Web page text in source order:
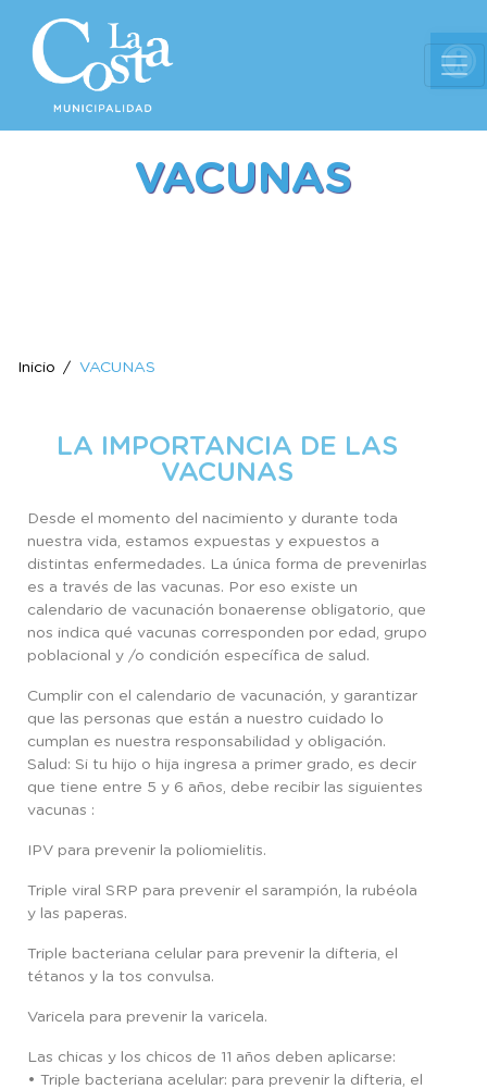
VACUNAS
Inicio VACUNAS
LA IMPORTANCIA DE LAS
VACUNAS
Desde el momento del nacimiento y durante toda
nuestra vida, estamos expuestas y expuestos a
distintas enfermedades. La única forma de prevenirlas
es a través de las vacunas. Por eso existe un
calendario de vacunación bonaerense obligatorio, que
nos indica qué vacunas corresponden por edad, grupo
poblacional y /o condición específica de salud.
Cumplir con el calendario de vacunación, y garantizar
que las personas que están a nuestro cuidado lo
cumplan es nuestra responsabilidad y obligación.
Salud: Si tu hijo o hija ingresa a primer grado, es decir
que tiene entre 5 y 6 años, debe recibir las siguientes
vacunas :
IPV para prevenir la poliomielitis.
Triple viral SRP para prevenir el sarampión, la rubéola
y las paperas.
Triple bacteriana celular para prevenir la difteria, el
tétanos y la tos convulsa.
Varicela para prevenir la varicela.
Las chicas y los chicos de 11 años deben aplicarse:
• Triple bacteriana acelular: para prevenir la difteria, el